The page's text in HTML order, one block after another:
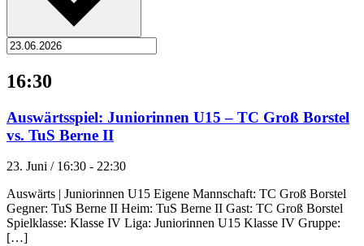
16:30
Auswärtsspiel: Juniorinnen U15 – TC Groß Borstel
vs. TuS Berne II
23. Juni / 16:30 - 22:30
Auswärts | Juniorinnen U15 Eigene Mannschaft: TC Groß Borstel
Gegner: TuS Berne II Heim: TuS Berne II Gast: TC Groß Borstel
Spielklasse: Klasse IV Liga: Juniorinnen U15 Klasse IV Gruppe:
[…]